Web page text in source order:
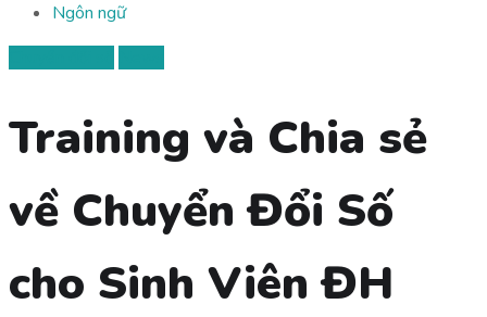
Ngôn ngữ
Training và Chia sẻ
về Chuyển Đổi Số
cho Sinh Viên ĐH